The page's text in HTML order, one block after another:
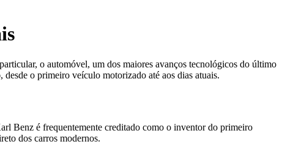
o automóvel, um dos maiores avanços tecnológicos do último
o primeiro veículo motorizado até aos dias atuais.
Benz é frequentemente creditado como o inventor do primeiro
dos carros modernos.